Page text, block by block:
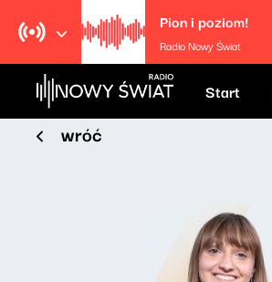
Pion i poziom!
Radio Nowy Świat
Start
wróć